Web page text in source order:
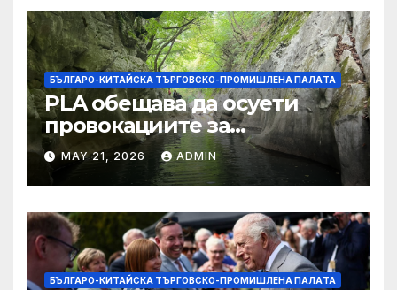
БЪЛГАРО-КИТАЙСКА ТЪРГОВСКО-ПРОМИШЛЕНА ПАЛAТА
PLA обещава да осуети
провокациите за
„независимост на Тайван“.
MAY 21, 2026 ADMIN
БЪЛГАРО-КИТАЙСКА ТЪРГОВСКО-ПРОМИШЛЕНА ПАЛAТА